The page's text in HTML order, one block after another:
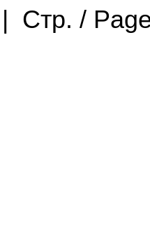
| Стр. /